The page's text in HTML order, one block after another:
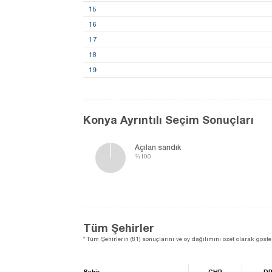
15
16
17
18
19
Konya Ayrıntılı Seçim Sonuçları
Açılan sandık
%100
Tüm Şehirler
* Tüm Şehirlerin (81) sonuçlarını ve oy dağılımını özet olarak